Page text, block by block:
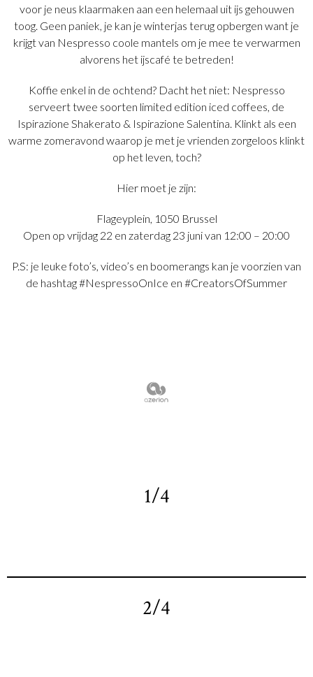
voor je neus klaarmaken aan een helemaal uit ijs gehouwen
toog. Geen paniek, je kan je winterjas terug opbergen want je
krijgt van Nespresso coole mantels om je mee te verwarmen
alvorens het ijscafé te betreden!
Koffie enkel in de ochtend? Dacht het niet: Nespresso
serveert twee soorten limited edition iced coffees, de
Ispirazione Shakerato & Ispirazione Salentina. Klinkt als een
warme zomeravond waarop je met je vrienden zorgeloos klinkt
op het leven, toch?
Hier moet je zijn:
Flageyplein, 1050 Brussel
Open op vrijdag 22 en zaterdag 23 juni van 12:00 – 20:00
P.S: je leuke foto’s, video’s en boomerangs kan je voorzien van
de hashtag #NespressoOnIce en #CreatorsOfSummer
1/4
2/4